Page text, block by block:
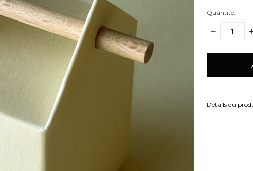
Quantité:
DIMINUER
items
Détails du